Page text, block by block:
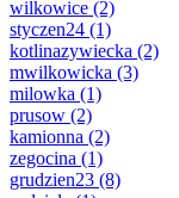
wilkowice (2)
styczen24 (1)
kotlinazywiecka (2)
mwilkowicka (3)
milowka (1)
prusow (2)
kamionna (2)
zegocina (1)
grudzien23 (8)